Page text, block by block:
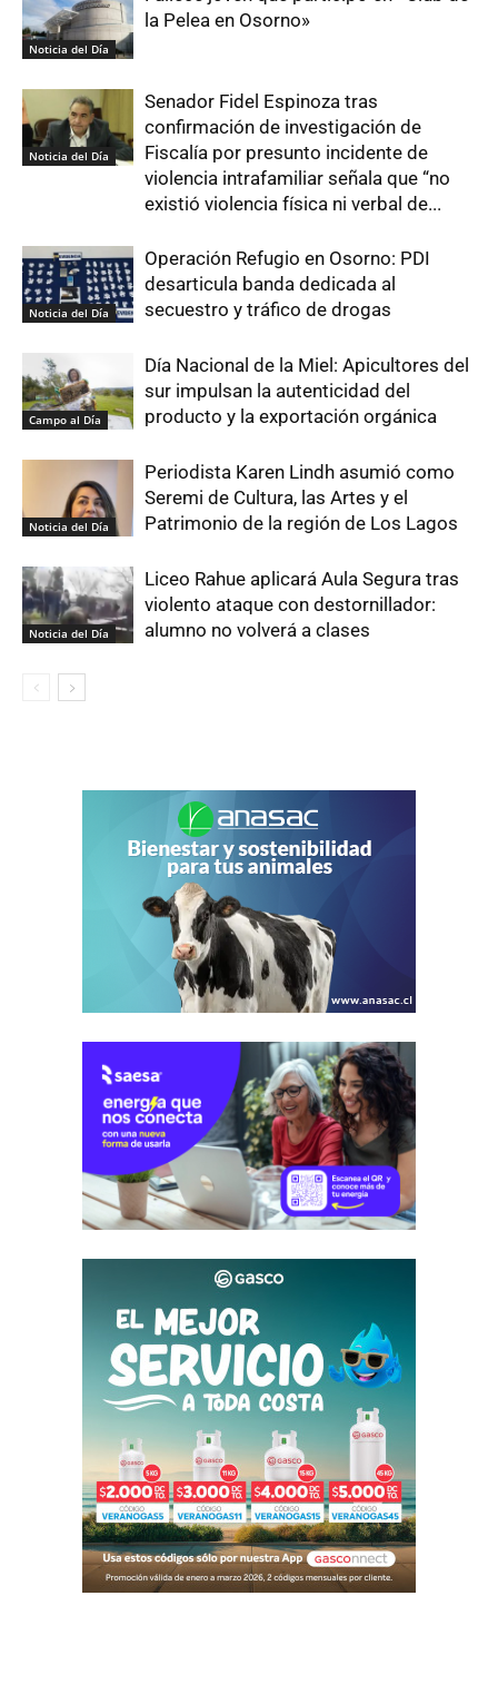
Noticia del Día
la Pelea en Osorno»
Noticia del Día
Senador Fidel Espinoza tras
confirmación de investigación de
Fiscalía por presunto incidente de
violencia intrafamiliar señala que “no
existió violencia física ni verbal de...
Noticia del Día
Operación Refugio en Osorno: PDI
desarticula banda dedicada al
secuestro y tráfico de drogas
Campo al Día
Día Nacional de la Miel: Apicultores del
sur impulsan la autenticidad del
producto y la exportación orgánica
Noticia del Día
Periodista Karen Lindh asumió como
Seremi de Cultura, las Artes y el
Patrimonio de la región de Los Lagos
Noticia del Día
Liceo Rahue aplicará Aula Segura tras
violento ataque con destornillador:
alumno no volverá a clases